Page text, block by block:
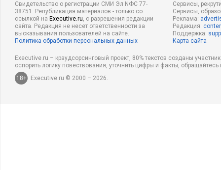
Свидетельство о регистрации СМИ Эл NФС 77-
38751. Републикация материалов - только со
ссылкой на Executive.ru, с разрешения редакции
сайта. Редакция не несет ответственности за
высказывания пользователей на сайте.
Политика обработки персональных данных
Сервисы,
Сервисы,
Реклама:
Редакция:
Поддержка:
Карта сайта
Executive.ru – краудсорсинговый проект, 80% текстов созданы
оспорить логику повествования, уточнить цифры и факты,
18+
Executive.ru © 2000 – 2026.